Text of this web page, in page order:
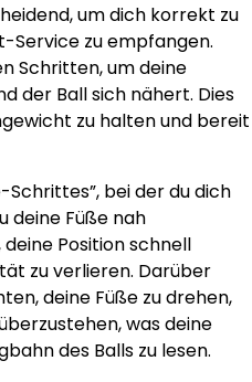
um dich korrekt zu
Service zu empfangen.
Schritten, um deine
der Ball sich nähert. Dies
zu halten und bereit
Schrittes”, bei der du dich
deine Füße nah
Position schnell
zu verlieren. Darüber
deine Füße zu drehen,
was deine
des Balls zu lesen.